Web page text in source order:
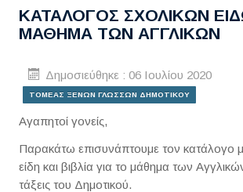
ΚΑΤΑΛΟΓΟΣ ΣΧΟΛΙΚΩΝ
ΜΑΘΗΜΑ ΤΩΝ ΑΓΓΛΙΚΩΝ
Δημοσιεύθηκε : 06 Ιουλίου 2020
ΤΟΜΕΑΣ ΞΕΝΩΝ ΓΛΩΣΣΩΝ ΔΗΜΟΤΙΚΟΥ
Αγαπητοί γονείς,
Παρακάτω επισυνάπτουμε τον κατάλογο
είδη και βιβλία για το μάθημα των
τάξεις του Δημοτικού.